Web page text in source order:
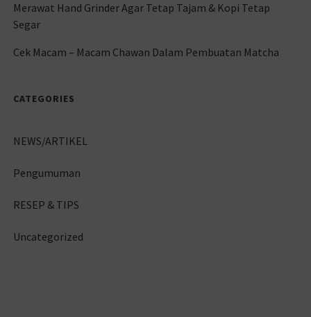
Merawat Hand Grinder Agar Tetap Tajam & Kopi Tetap
Segar
Cek Macam – Macam Chawan Dalam Pembuatan Matcha
CATEGORIES
NEWS/ARTIKEL
Pengumuman
RESEP & TIPS
Uncategorized